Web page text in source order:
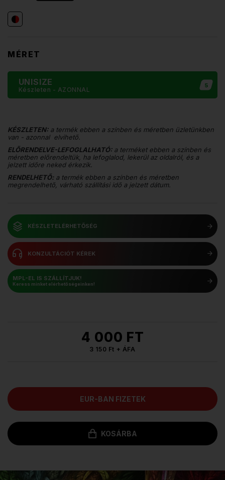
MÉRET
UNISIZE
Készleten - AZONNAL
5
KÉSZLETEN:a termék ebben a színben és méretben üzletünkben
van - azonnal elvihető.
ELŐRENDELVE-LEFOGLALHATÓ:a terméket ebben a színben és
méretben előrendeltük, ha lefoglalod, lekerül az oldalról, és a
jelzett időre neked érkezik.
RENDELHETŐ:a termék ebben a színben és méretben
megrendelhető, várható szállítási idő a jelzett dátum.
KÉSZLETELÉRHETŐSÉG
KONZULTÁCIÓT KÉREK
MPL-EL IS SZÁLLÍTJUK!
Keress minket elérhetőségeinken!
4 000 FT
3 150 Ft + ÁFA
EUR-BAN FIZETEK
KOSÁRBA